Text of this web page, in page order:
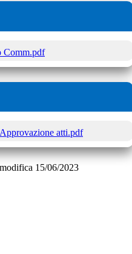
Comm.pdf
Approvazione atti.pdf
15/06/2023